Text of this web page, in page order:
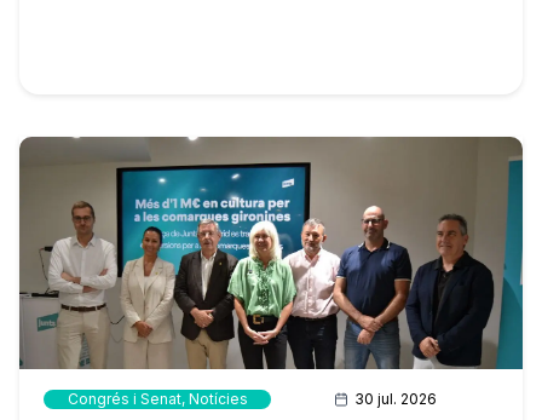
Congrés i Senat, Notícies 30 jul. 2026